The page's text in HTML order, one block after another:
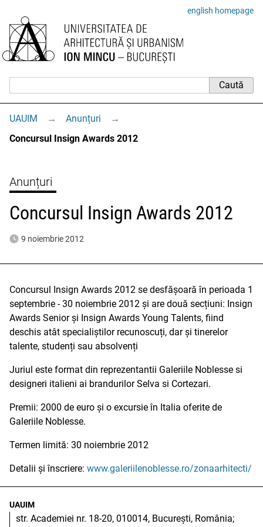
english homepage
UAUIM → Anunțuri
→
Concursul Insign Awards 2012
Anunțuri
Concursul Insign Awards 2012
9 noiembrie 2012
Concursul Insign Awards 2012 se desfășoară în perioada 1
septembrie - 30 noiembrie 2012 și are două secțiuni: Insign
Awards Senior și Insign Awards Young Talents, fiind
deschis atât specialiștilor recunoscuți, dar și tinerelor
talente, studenți sau absolvenți
Juriul este format din reprezentantii Galeriile Noblesse si
designeri italieni ai brandurilor Selva si Cortezari.
Premii: 2000 de euro și o excursie în Italia oferite de
Galeriile Noblesse.
Termen limită: 30 noiembrie 2012
Detalii și înscriere: www.galeriilenoblesse.ro/zonaarhitecti/
UAUIM
str. Academiei nr. 18-20, 010014, București, România;